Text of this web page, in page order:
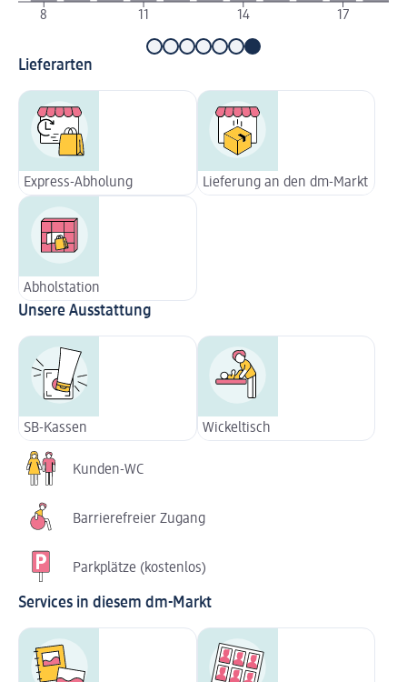
8 11 14 17
Lieferarten
Express-Abholung Lieferung an den dm-Markt
Abholstation
Unsere Ausstattung
SB-Kassen Wickeltisch
Kunden-WC
Barrierefreier Zugang
Parkplätze (kostenlos)
Services in diesem dm-Markt